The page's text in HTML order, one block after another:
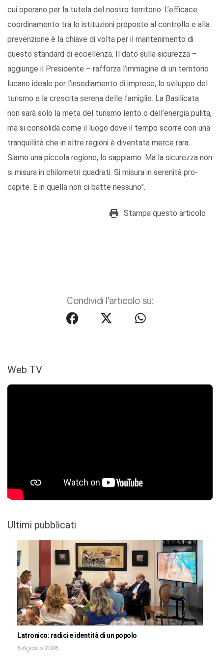
cui operano per la tutela del nostro territorio. L’efficace
coordinamento tra le istituzioni preposte al controllo e alla
prevenzione è la chiave di volta per il mantenimento di
questo standard di eccellenza. Il dato sulla sicurezza –
aggiunge il Presidente – rafforza l’immagine di un territorio
lucano ideale per l’insediamento di imprese, lo sviluppo del
turismo e la crescita serena delle famiglie. La Basilicata
non sarà solo la meta del turismo lento o dell’energia pulita,
ma si consolida come il luogo dove il tempo scorre con una
tranquillità che in altre regioni è diventata merce rara.
Siamo una piccola regione, lo sappiamo. Ma la sicurezza non
si misura in chilometri quadrati. Si misura in serenità pro-
capite. E in quella non ci batte nessuno”.
Stampa questo articolo
Condividi l'articolo su:
Web TV
Ultimi pubblicati
Latronico: radici e identità di un popolo
6 Agosto 2026